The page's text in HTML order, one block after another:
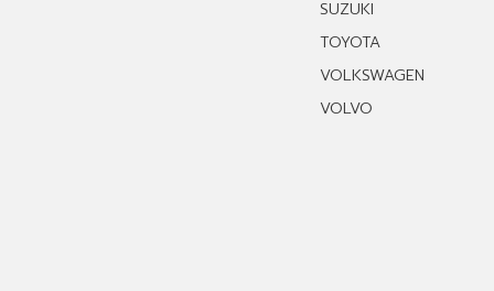
SUZUKI
TOYOTA
VOLKSWAGEN
VOLVO